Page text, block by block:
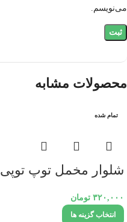
می‌نویسم.
محصولات مشابه
تمام شده
شلوار مخمل توپ توپی
۳۲۰,۰۰۰ تومان
انتخاب گزینه ها